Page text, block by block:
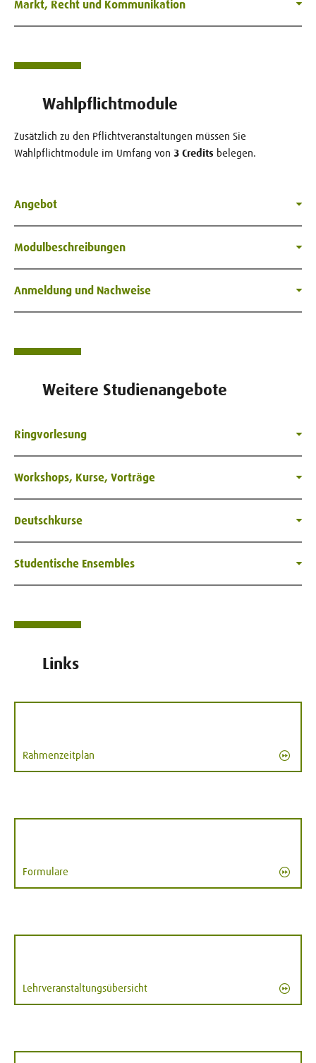
Markt, Recht und Kommunikation
Wahlpflichtmodule
Zusätzlich zu den Pflichtveranstaltungen müssen Sie
Wahlpflichtmodule im Umfang von 3 Credits belegen.
Angebot
Modulbeschreibungen
Anmeldung und Nachweise
Weitere Studienangebote
Ringvorlesung
Workshops, Kurse, Vorträge
Deutschkurse
Studentische Ensembles
Links
Rahmenzeitplan
Formulare
Lehrveranstaltungsübersicht